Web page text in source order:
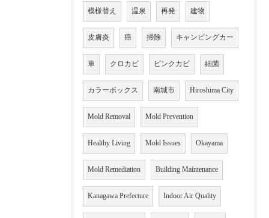
模様替え 温泉 再発 建物
皮膚炎 癌 掃除 キャンピングカー
車 クロカビ ピンクカビ 細菌
カラーボックス 南城市 Hiroshima City
Mold Removal Mold Prevention
Healthy Living Mold Issues Okayama
Mold Remediation Building Maintenance
Kanagawa Prefecture Indoor Air Quality